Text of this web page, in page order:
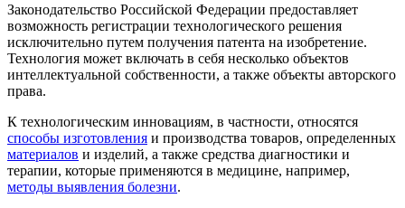
Законодательство Российской Федерации предоставляет
возможность регистрации технологического решения
исключительно путем получения патента на изобретение.
Технология может включать в себя несколько объектов
интеллектуальной собственности, а также объекты авторского
права.
К технологическим инновациям, в частности, относятся
способы изготовления и производства товаров, определенных
материалов и изделий, а также средства диагностики и
терапии, которые применяются в медицине, например,
методы выявления болезни.